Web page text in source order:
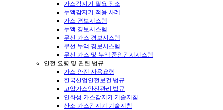
가스감지기 필요 장소
누액감지기 적용 사례
가스 경보시스템
누액 경보시스템
무선 가스 경보시스템
무선 누액 경보시스템
무선 가스 및 누액 중앙감시시스템
안전 요령 및 관련 법규
가스 안전 사용요령
한국산업안전보건 법규
고압가스안전관리 법규
인화성 가스감지기 기술지침
산소 가스감지기 기술지침